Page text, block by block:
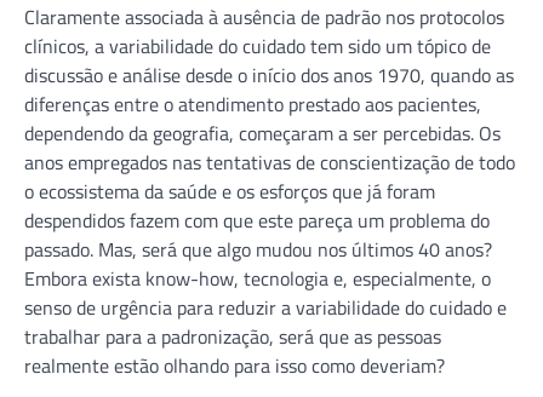
Claramente associada à ausência de padrão nos protocolos
clínicos, a variabilidade do cuidado tem sido um tópico de
discussão e análise desde o início dos anos 1970, quando as
diferenças entre o atendimento prestado aos pacientes,
dependendo da geografia, começaram a ser percebidas. Os
anos empregados nas tentativas de conscientização de todo
o ecossistema da saúde e os esforços que já foram
despendidos fazem com que este pareça um problema do
passado. Mas, será que algo mudou nos últimos 40 anos?
Embora exista know-how, tecnologia e, especialmente, o
senso de urgência para reduzir a variabilidade do cuidado e
trabalhar para a padronização, será que as pessoas
realmente estão olhando para isso como deveriam?